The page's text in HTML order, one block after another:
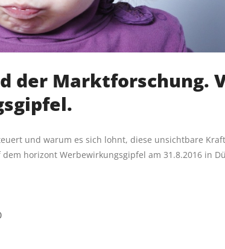
der Marktforschung.
und warum es sich lohnt, diese unsichtbare
horizont Werbewirkungsgipfel am 31.8.2016 in